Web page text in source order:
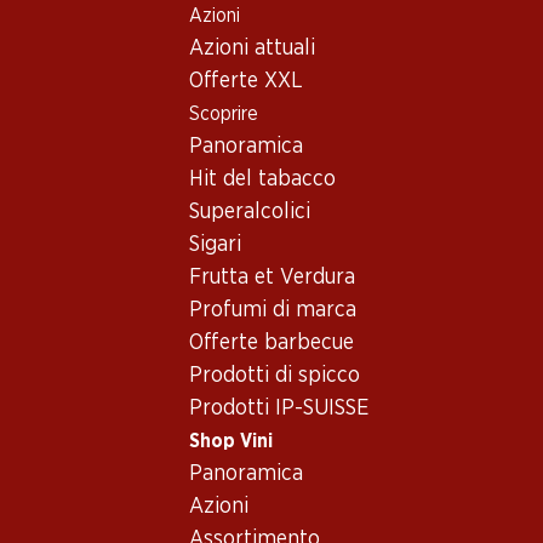
Azioni
Azioni attuali
Offerte XXL
Scoprire
Panoramica
Hit del tabacco
Superalcolici
Sigari
Frutta et Verdura
Profumi di marca
Offerte barbecue
Prodotti di spicco
Prodotti IP-SUISSE
Shop Vini
Panoramica
Azioni
Conoscenza dei vini
Momenti enologici
raclette
Quale vino abbinare
alla raclette?